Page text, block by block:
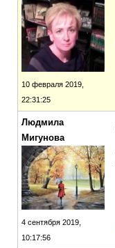
10 февраля 2019,
22:31:25
Людмила
Мигунова
4 сентября 2019,
10:17:56